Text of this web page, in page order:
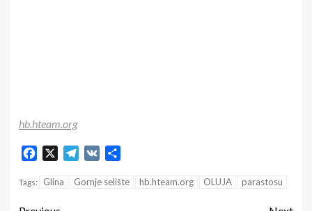
hb.hteam.org
Facebook Telegram
VK
Tags: Glina Gornje selište hb.hteam.org OLUJA parastosu